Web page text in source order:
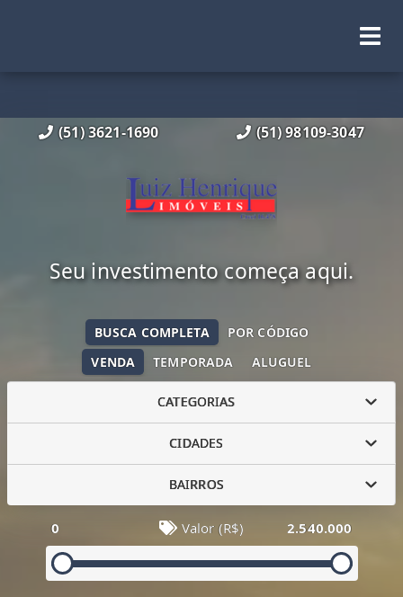
(51) 3621-1690 (51) 98109-3047
Seu investimento começa aqui.
VENDA TEMPORADA ALUGUEL
BUSCA COMPLETA POR CÓDIGO
CATEGORIAS
CIDADES
BAIRROS
0 Valor (R$) 2.540.000